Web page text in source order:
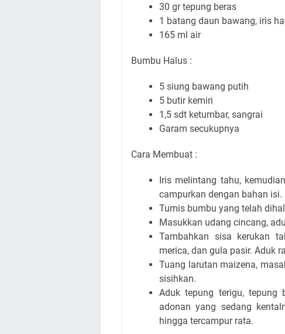
30 gr tepung beras
1 batang daun bawang, iris
165 ml air
Bumbu Halus :
5 siung bawang putih
5 butir kemiri
1,5 sdt ketumbar, sangrai
Garam secukupnya
Cara Membuat :
Iris melintang tahu,
campurkan dengan bahan isi.
Tumis bumbu yang telah
Masukkan udang cincang,
Tambahkan sisa kerukan
merica, dan gula pasir. Aduk
Tuang larutan maizena,
sisihkan.
Aduk tepung terigu, tepung
adonan yang sedang
hingga tercampur rata.